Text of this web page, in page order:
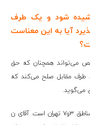
کشیده شود و یک طرف
آیا به این معناست
مدنی شخص می‌تواند همچنان که حق
طرف مقابل صلح می‌کند که
می‌گوید.
به طور مثال آقای ب صاحب دو آپارتمان در مناطق ۳و۷ تهران است. آقای ن